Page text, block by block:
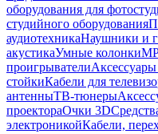
оборудования для
студийного оборудования
аудиотехникаНаушники и
акустикаУмные колонки
проигрывателиАксессуары
стойкиКабели для
антенныТВ-тюнеры
проектораОчки 3D
электроникойКабели,